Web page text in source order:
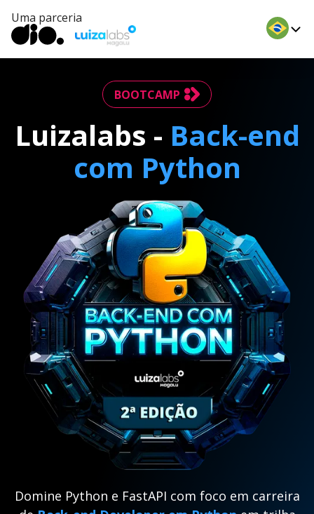
Uma parceria
BOOTCAMP
Luizalabs - Back-end
com Python
Domine Python e FastAPI com foco em carreira